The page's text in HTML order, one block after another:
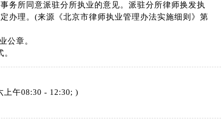
务所同意派驻分所执业的意见。派驻分所律师换发执
办理。(来源《北京市律师执业管理办法实施细则》第
公章。
上午08:30 - 12:30; )